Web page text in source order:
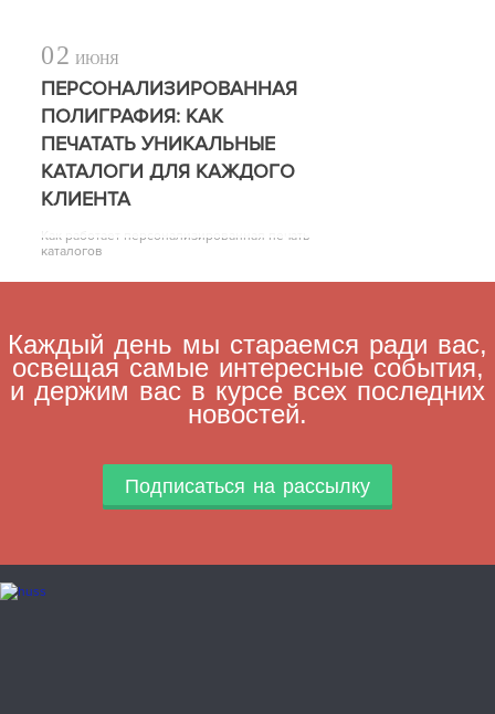
02 ИЮНЯ
ПЕРСОНАЛИЗИРОВАННАЯ
ПОЛИГРАФИЯ: КАК
ПЕЧАТАТЬ УНИКАЛЬНЫЕ
КАТАЛОГИ ДЛЯ КАЖДОГО
КЛИЕНТА
Как работает персонализированная печать
каталогов
Каждый день мы стараемся ради вас,
освещая самые интересные события,
и держим вас в курсе всех последних
новостей.
Подписаться на рассылку